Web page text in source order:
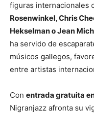
figuras internacionales
Rosenwinkel, Chris
Hekselman o Jean
ha servido de
músicos gallegos,
entre artistas
Con entrada gratuita
Nigranjazz afronta su